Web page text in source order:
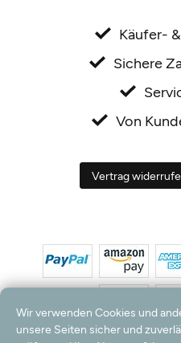
Käufer-
Sichere
Von
Vertrag
Wir verwenden Cookies und
unsere Seiten sicher und